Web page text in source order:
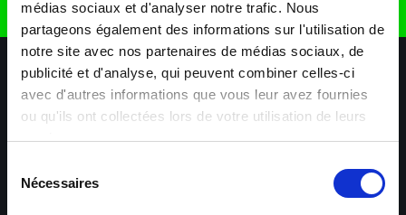
médias sociaux et d'analyser notre trafic. Nous
partageons également des informations sur l'utilisation de
notre site avec nos partenaires de médias sociaux, de
publicité et d'analyse, qui peuvent combiner celles-ci
avec d'autres informations que vous leur avez fournies
ou qu'ils ont collectées lors de votre utilisation de leurs
services.
Nécessaires
Retrouvez nous sur
Nos agences Aide & Contact